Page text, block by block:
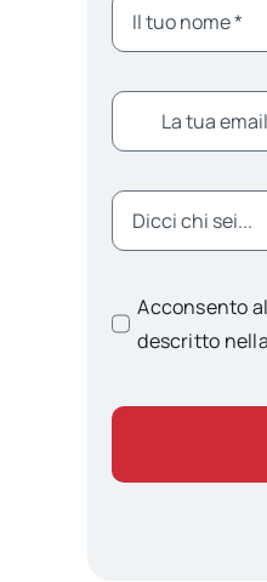
Acconsento
descritto nella